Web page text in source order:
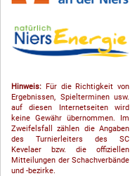
Hinweis: Für die Richtigkeit von
Ergebnissen, Spielterminen usw.
auf diesen Internetseiten wird
keine Gewähr übernommen. Im
Zweifelsfall zählen die Angaben
des Turnierleiters des SC
Kevelaer bzw. die offiziellen
Mitteilungen der Schach­ver­bände
und -bezirke.